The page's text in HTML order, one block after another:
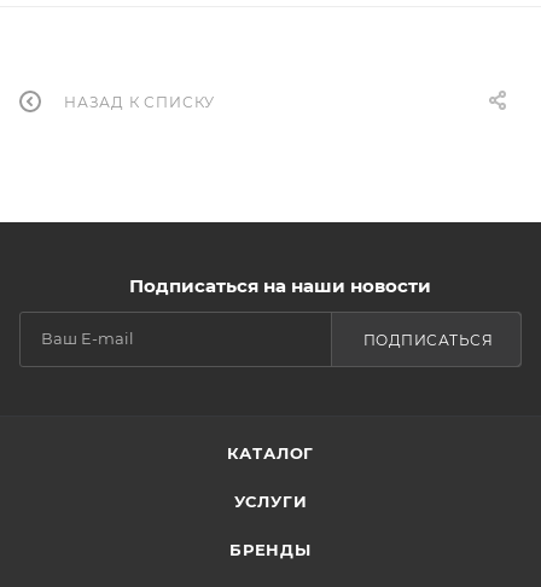
НАЗАД К СПИСКУ
Подписаться на наши новости
ПОДПИСАТЬСЯ
КАТАЛОГ
УСЛУГИ
БРЕНДЫ